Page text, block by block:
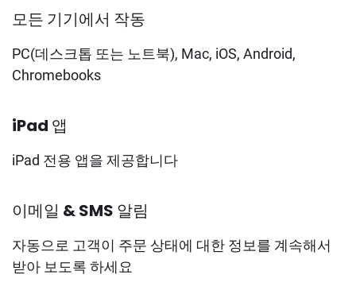
픽업 및 배달
락커
다점포 및 작업장
호스팅 웹사이트
하드웨어
마케팅
모든 기기에서 작동
PC(데스크톱 또는 노트북), Mac, iOS, Android,
Chromebooks
iPad 앱
iPad 전용 앱을 제공합니다
이메일 & SMS 알림
자동으로 고객이 주문 상태에 대한 정보를 계속해서
받아 보도록 하세요